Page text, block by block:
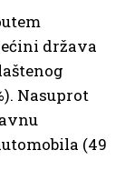
država
Nasuprot
(49